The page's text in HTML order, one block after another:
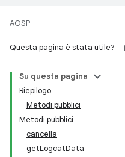
AOSP
Questa pagina è stata utile?
Su questa pagina
Riepilogo
Metodi pubblici
Metodi pubblici
cancella
getLogcatData